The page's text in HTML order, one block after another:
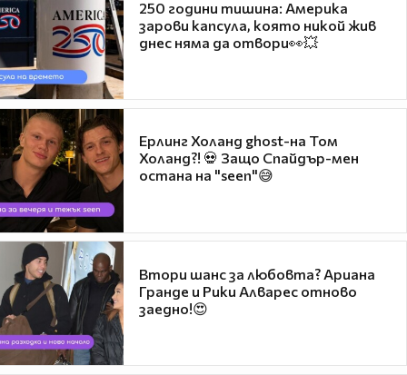
250 години тишина: Америка
зарови капсула, която никой жив
днес няма да отвори👀💥
Ерлинг Холанд ghost-на Том
Холанд?! 💀 Защо Спайдър-мен
остана на "seen"😅
Втори шанс за любовта? Ариана
Гранде и Рики Алварес отново
заедно!😍